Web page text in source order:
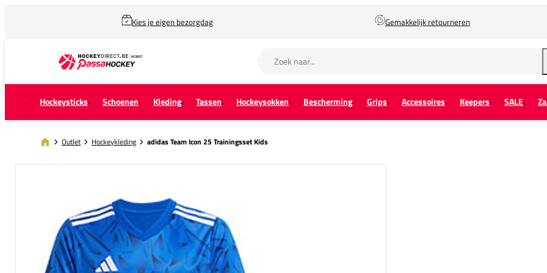
Kies je eigen bezorgdag Gemakkelijk retourneren
Hockeysticks Schoenen Kleding Tassen Hockeysokken Bescherming Grips Accessoires Keepers SALE
Outlet Hockeykleding adidas Team Icon 25 Trainingsset Kids